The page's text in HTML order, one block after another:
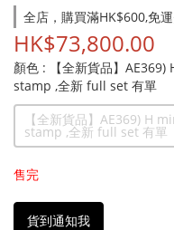
全店，購買滿HK$600,免
HK$73,800.00
顏色 : 【全新貨品】
stamp ,全新 full set 有單
【全新貨品】AE369) H
stamp ,全新 full set 有單
售完
貨到通知我